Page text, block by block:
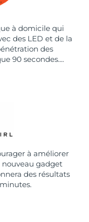
à domicile qui
des LED et de la
des
90 secondes....
à améliorer
nouveau gadget
des résultats